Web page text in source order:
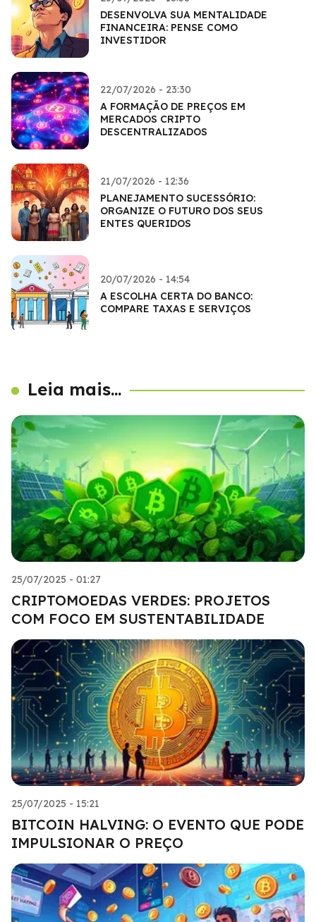
DESENVOLVA SUA MENTALIDADE
FINANCEIRA: PENSE COMO
INVESTIDOR
22/07/2026 - 23:30
A FORMAÇÃO DE PREÇOS EM
MERCADOS CRIPTO
DESCENTRALIZADOS
21/07/2026 - 12:36
PLANEJAMENTO SUCESSÓRIO:
ORGANIZE O FUTURO DOS SEUS
ENTES QUERIDOS
20/07/2026 - 14:54
A ESCOLHA CERTA DO BANCO:
COMPARE TAXAS E SERVIÇOS
Leia mais...
25/07/2025 - 01:27
CRIPTOMOEDAS VERDES: PROJETOS
COM FOCO EM SUSTENTABILIDADE
25/07/2025 - 15:21
BITCOIN HALVING: O EVENTO QUE PODE
IMPULSIONAR O PREÇO